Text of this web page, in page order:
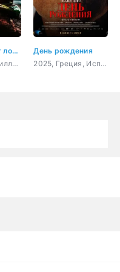
Что скрывает ложь
2022, США, триллер, драма
День рождения
2025, Греция, Испания, Великобритания, Нидерланды, драма